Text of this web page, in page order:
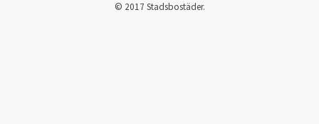
© 2017 Stadsbostäder.